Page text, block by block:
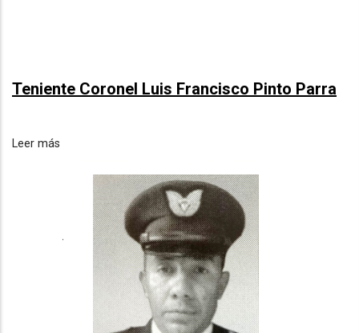
Teniente Coronel Luis Francisco Pinto Parra
Leer más